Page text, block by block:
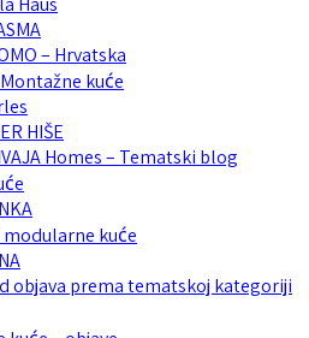
– Hrvatska
kuće
HIŠE
Homes – Tematski blog
kuće
objava prema tematskoj kategoriji